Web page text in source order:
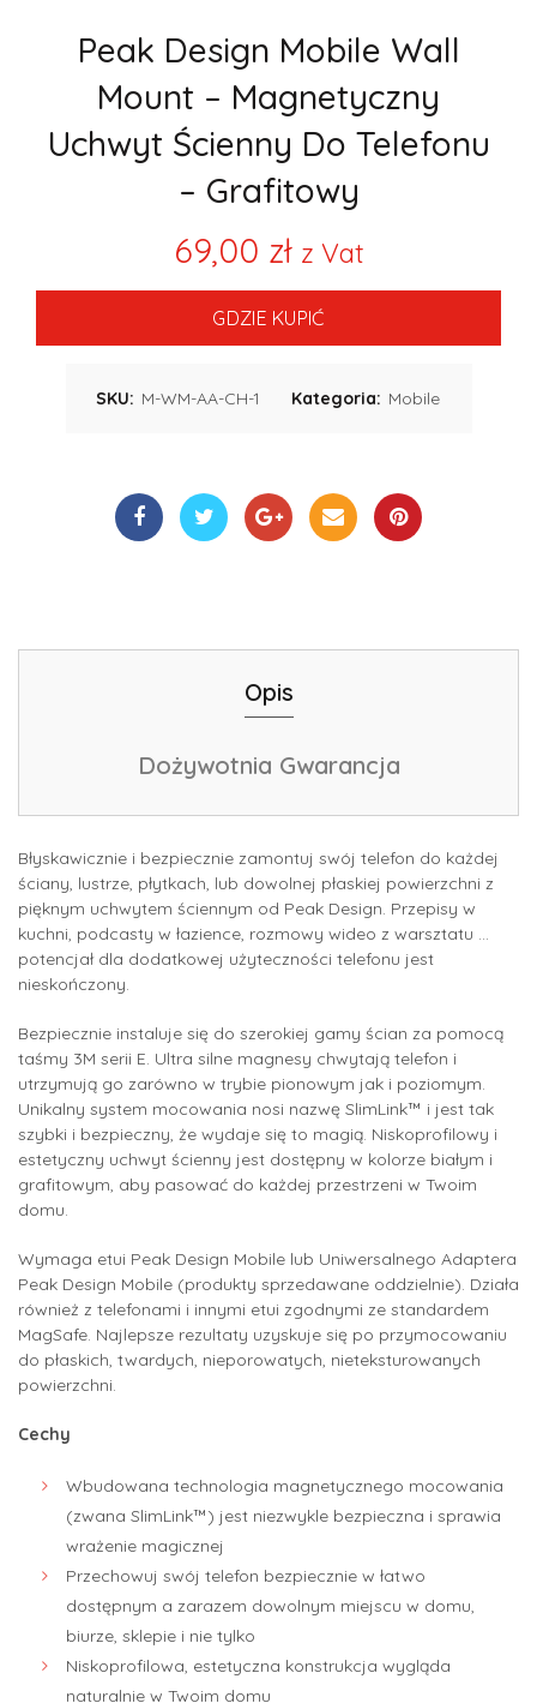
Peak Design Mobile Wall
Mount – Magnetyczny
Uchwyt Ścienny Do Telefonu
– Grafitowy
69,00 zł z Vat
GDZIE KUPIĆ
SKU: M-WM-AA-CH-1 Kategoria: Mobile
Opis
Dożywotnia Gwarancja
Błyskawicznie i bezpiecznie zamontuj swój telefon do każdej
ściany, lustrze, płytkach, lub dowolnej płaskiej powierzchni z
pięknym uchwytem ściennym od Peak Design. Przepisy w
kuchni, podcasty w łazience, rozmowy wideo z warsztatu …
potencjał dla dodatkowej użyteczności telefonu jest
nieskończony.
Bezpiecznie instaluje się do szerokiej gamy ścian za pomocą
taśmy 3M serii E. Ultra silne magnesy chwytają telefon i
utrzymują go zarówno w trybie pionowym jak i poziomym.
Unikalny system mocowania nosi nazwę SlimLink™ i jest tak
szybki i bezpieczny, że wydaje się to magią. Niskoprofilowy i
estetyczny uchwyt ścienny jest dostępny w kolorze białym i
grafitowym, aby pasować do każdej przestrzeni w Twoim
domu.
Wymaga etui Peak Design Mobile lub Uniwersalnego Adaptera
Peak Design Mobile (produkty sprzedawane oddzielnie). Działa
również z telefonami i innymi etui zgodnymi ze standardem
MagSafe. Najlepsze rezultaty uzyskuje się po przymocowaniu
do płaskich, twardych, nieporowatych, nieteksturowanych
powierzchni.
Cechy
Wbudowana technologia magnetycznego mocowania
(zwana SlimLink™) jest niezwykle bezpieczna i sprawia
wrażenie magicznej
Przechowuj swój telefon bezpiecznie w łatwo
dostępnym a zarazem dowolnym miejscu w domu,
biurze, sklepie i nie tylko
Niskoprofilowa, estetyczna konstrukcja wygląda
naturalnie w Twoim domu